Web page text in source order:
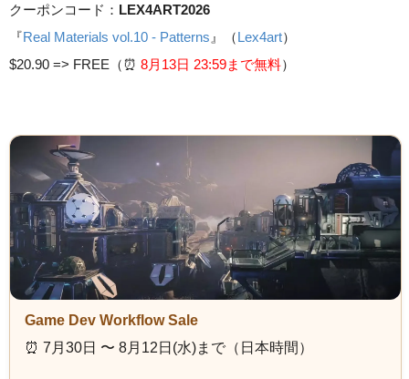
クーポンコード： LEX4ART2026
『Real Materials vol.10 - Patterns 』（Lex4art）
$20.90 => FREE（⏰️ 8月13日 23:59まで無料）
Game Dev Workflow Sale
⏰️ 7月30日 〜 8月12日(水)まで（日本時間）